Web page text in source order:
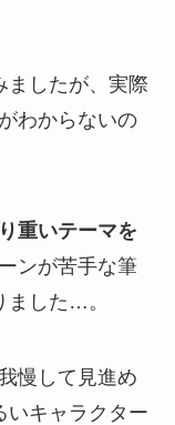
ましたが、実際
わからないの
重いテーマを
ンが苦手な筆
ました…。
慢して見進め
いキャラクター